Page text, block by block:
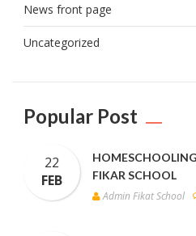
News front page
Uncategorized
Popular Post
22
FEB
FIKAR SCHOOL
Admin Fikat School